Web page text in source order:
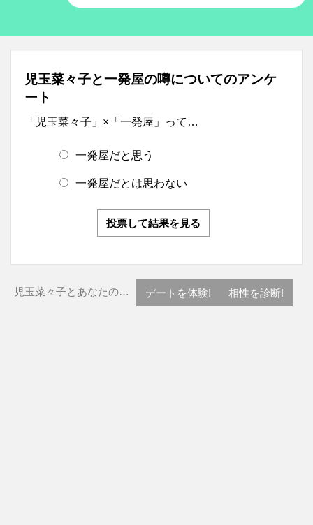
児玉菜々子と一発屋の噂についてのアンケ
ート
「児玉菜々子」×「一発屋」って…
一発屋だと思う
一発屋だとは思わない
投票して結果を見る
児玉菜々子とあなたの… デートを体験! 相性を診断!